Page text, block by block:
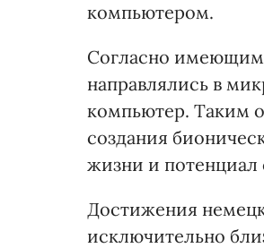
компьютером.
Согласно
направлялись в
компьютер. Таким
создания
жизни и
Достижения
исключительно